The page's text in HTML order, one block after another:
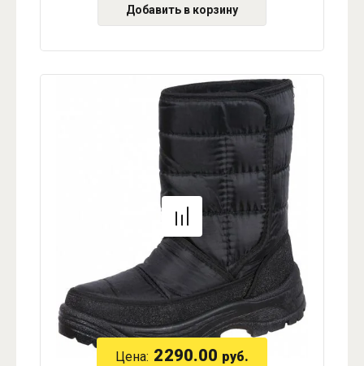
Добавить в корзину
Цена: 2290.00 руб.